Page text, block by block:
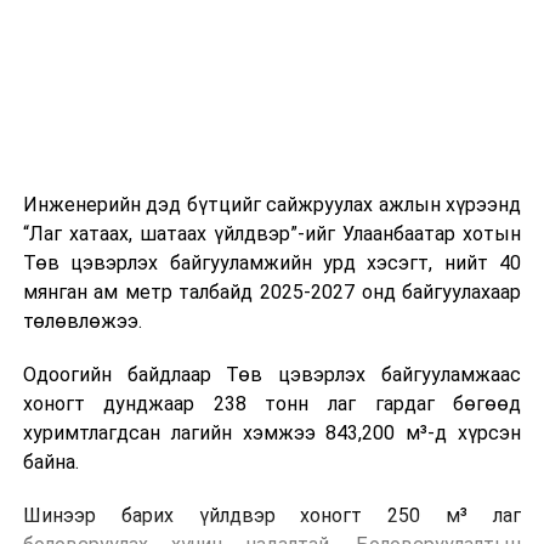
өдөр тутмын ажлын бэлэн байдлыг хангах зэрэг
практик ур чадварыг сургалтын хөтөлбөрт тусгажээ.
Сургалтыг танилцуулах лекц, асуулт-хариулт,
жишээнд суурилсан сургалт, багаар ажиллах дасгал,
танилцах, онцгой нөхцөлд ажиллах дадлага зэрэг
онол, практик хосолсон хэлбэрээр зохион байгуулж
байна.
зохион байгуулах Үндэсний хорооны Ажлын алба,
Инженерийн дэд бүтцийг сайжруулах ажлын хүрээнд
“Лаг хатаах, шатаах үйлдвэр”-ийг Улаанбаатар хотын
Төв цэвэрлэх байгууламжийн урд хэсэгт, нийт 40
мянган ам метр талбайд 2025-2027 онд байгуулахаар
төлөвлөжээ.
Одоогийн байдлаар Төв цэвэрлэх байгууламжаас
хоногт дунджаар 238 тонн лаг гардаг бөгөөд
хуримтлагдсан лагийн хэмжээ 843,200 м³-д хүрсэн
байна.
Шинээр барих үйлдвэр хоногт 250 м³ лаг